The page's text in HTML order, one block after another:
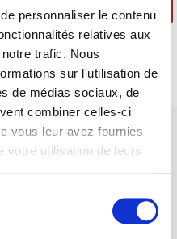
personnaliser le contenu
relatives aux
trafic. Nous
sur l'utilisation de
de médias sociaux, de
combiner celles-ci
vous leur avez fournies
votre utilisation de leurs
Passer la commande
humaines et sociales, les
depuis leur création en 1976